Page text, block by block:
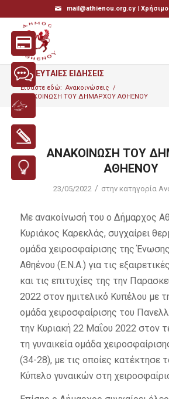
mail@athienou.org.cy |
ΤΕΛΕΥΤΑΙΕΣ ΕΙΔΗΣΕΙΣ
Είσαστε εδώ: Ανακοινώσεις /
ΑΝΑΚΟΙΝΩΣΗ ΤΟΥ ΔΗΜΑΡΧΟΥ ΑΘΗΕΝΟΥ
ΑΝΑΚΟΙΝΩΣΗ ΤΟΥ
ΑΘΗΕΝΟΥ
23/05/2022 / στην κατηγορία
Με ανακοίνωσή του ο Δήμαρχος
Κυριάκος Καρεκλάς, συγχαίρει
ομάδα χειροσφαίρισης της
Αθηένου (Ε.Ν.Α.) για τις
και τις επιτυχίες της την
2022 στον ημιτελικό Κυπέλου με
ομάδα χειροσφαίρισης του
την Κυριακή 22 Μαΐου 2022 στον
τη γυναικεία ομάδα
(34-28), με τις οποίες κατέκτησε
Κύπελο γυναικών στη